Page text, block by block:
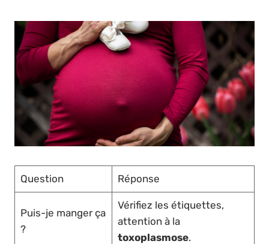
Question Réponse
Puis-je manger ça
?
Vérifiez les étiquettes,
attention à la
toxoplasmose.